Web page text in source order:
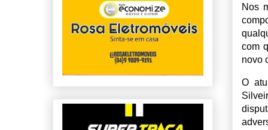
Nos
com
novo
O